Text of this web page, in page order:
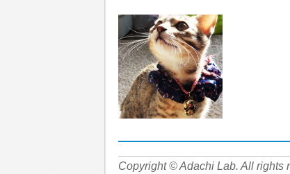
Copyright © Adachi Lab. All rights